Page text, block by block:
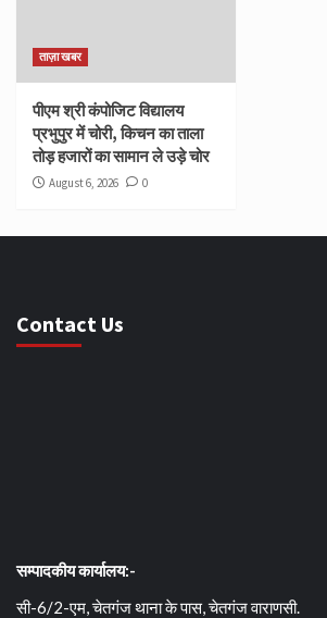
ताज़ा खबर
पीएम श्री कंपोजिट विद्यालय
प्रभुपुर में चोरी, किचन का ताला
तोड़ हजारों का सामान ले उड़े चोर
August 6, 2026 0
Contact Us
सम्पादकीय कार्यालय:-
सी-6/2-एम, चेतगंज थाना के पास, चेतगंज वाराणसी.